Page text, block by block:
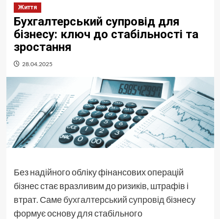
Життя
Бухгалтерський супровід для
бізнесу: ключ до стабільності та
зростання
28.04.2025
Без надійного обліку фінансових операцій
бізнес стає вразливим до ризиків, штрафів і
втрат. Самебухгалтерський супровід бізнесу
формує основу для стабільного